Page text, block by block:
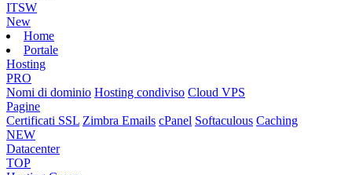
ITSW
New
Home
Portale
Hosting
PRO
Nomi di dominio Hosting condiviso Cloud VPS
Pagine
Certificati SSL Zimbra Emails cPanel Softaculous Caching
NEW
Datacenter
TOP